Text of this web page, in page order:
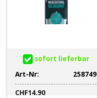
sofort lieferbar
Art-Nr:
258749
CHF14.90